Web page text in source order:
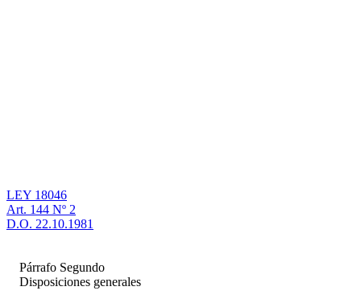
LEY 18046
Art. 144 Nº 2
D.O. 22.10.1981
Párrafo Segundo
Disposiciones generales